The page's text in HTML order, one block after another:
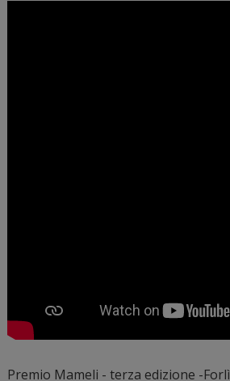
Premio Mameli - terza edizione -Forlì